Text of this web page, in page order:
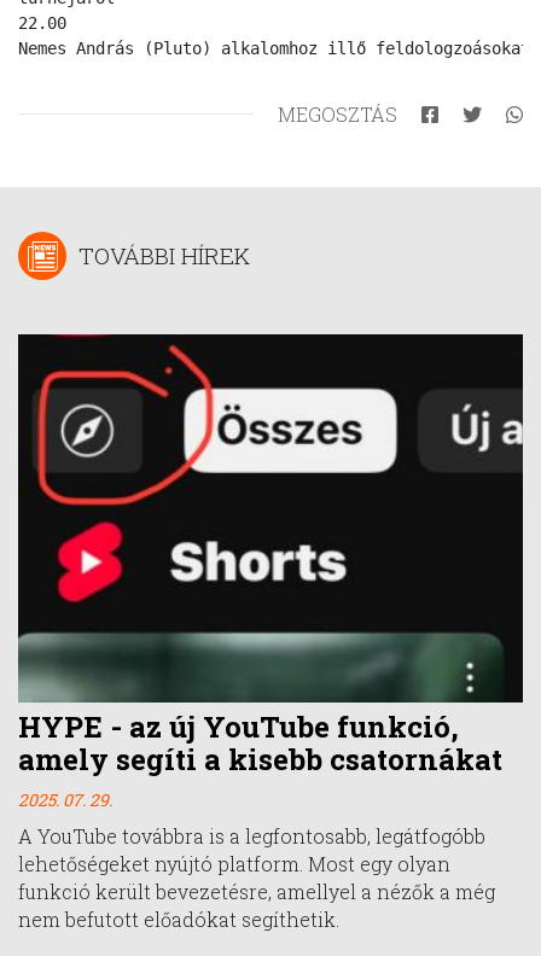
22.00
MEGOSZTÁS
TOVÁBBI HÍREK
HYPE - az új YouTube funkció,
amely segíti a kisebb csatornákat
2025. 07. 29.
A YouTube továbbra is a legfontosabb, legátfogóbb
lehetőségeket nyújtó platform. Most egy olyan
funkció került bevezetésre, amellyel a nézők a még
nem befutott előadókat segíthetik.